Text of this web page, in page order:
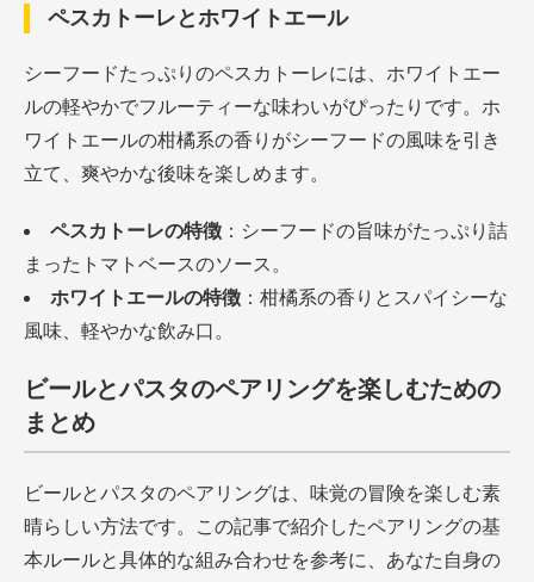
ペスカトーレとホワイトエール
シーフードたっぷりのペスカトーレには、ホワイトエー
ルの軽やかでフルーティーな味わいがぴったりです。ホ
ワイトエールの柑橘系の香りがシーフードの風味を引き
立て、爽やかな後味を楽しめます。
ペスカトーレの特徴 ：シーフードの旨味がたっぷり詰
まったトマトベースのソース。
ホワイトエールの特徴 ：柑橘系の香りとスパイシーな
風味、軽やかな飲み口。
ビールとパスタのペアリングを楽しむための
まとめ
ビールとパスタのペアリングは、味覚の冒険を楽しむ素
晴らしい方法です。この記事で紹介したペアリングの基
本ルールと具体的な組み合わせを参考に、あなた自身の